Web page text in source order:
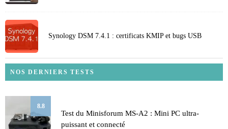
Synology DSM 7.4.1 : certificats KMIP et bugs USB
NOS DERNIERS TESTS
8.8
Test du Minisforum MS-A2 : Mini PC ultra-
puissant et connecté